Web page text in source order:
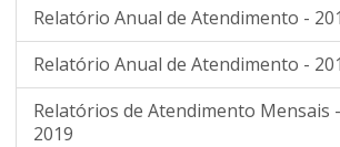
Relatório Anual de Atendimento -
Relatório Anual de Atendimento -
Relatórios de Atendimento Mensais
2019